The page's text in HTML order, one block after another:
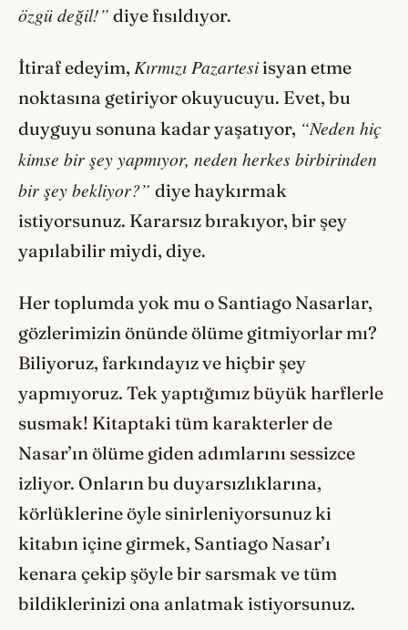
özgü değil!” diye fısıldıyor.
İtiraf edeyim, Kırmızı Pazartesiisyan etme
noktasına getiriyor okuyucuyu. Evet, bu
duyguyu sonuna kadar yaşatıyor, “Neden hiç
kimse bir şey yapmıyor, neden herkes birbirinden
bir şey bekliyor?” diye haykırmak
istiyorsunuz. Kararsız bırakıyor, bir şey
yapılabilir miydi, diye.
Her toplumda yok mu o Santiago Nasarlar,
gözlerimizin önünde ölüme gitmiyorlar mı?
Biliyoruz, farkındayız ve hiçbir şey
yapmıyoruz. Tek yaptığımız büyük harflerle
susmak! Kitaptaki tüm karakterler de
Nasar’ın ölüme giden adımlarını sessizce
izliyor. Onların bu duyarsızlıklarına,
körlüklerine öyle sinirleniyorsunuz ki
kitabın içine girmek, Santiago Nasar’ı
kenara çekip şöyle bir sarsmak ve tüm
bildiklerinizi ona anlatmak istiyorsunuz.